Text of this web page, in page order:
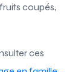
coupés,
ces